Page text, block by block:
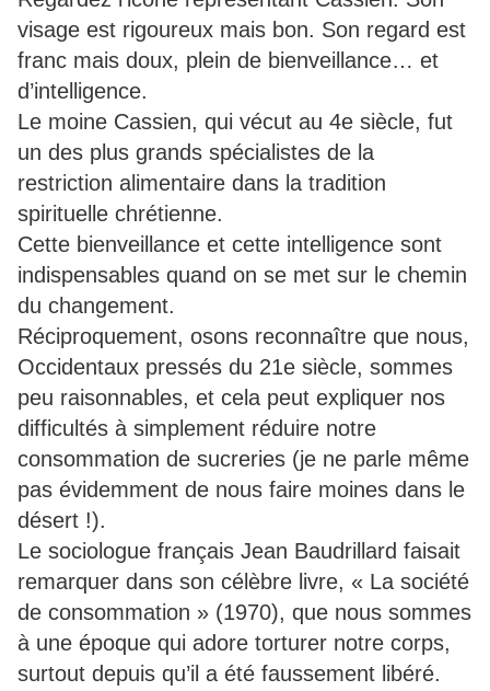
visage est rigoureux mais bon. Son regard est
franc mais doux, plein de bienveillance… et
d’intelligence.
Le moine Cassien, qui vécut au 4e siècle, fut
un des plus grands spécialistes de la
restriction alimentaire dans la tradition
spirituelle chrétienne.
Cette bienveillance et cette intelligence sont
indispensables quand on se met sur le chemin
du changement.
Réciproquement, osons reconnaître que nous,
Occidentaux pressés du 21e siècle, sommes
peu raisonnables, et cela peut expliquer nos
difficultés à simplement réduire notre
consommation de sucreries (je ne parle même
pas évidemment de nous faire moines dans le
désert !).
Le sociologue français Jean Baudrillard faisait
remarquer dans son célèbre livre, « La société
de consommation » (1970), que nous sommes
à une époque qui adore torturer notre corps,
surtout depuis qu’il a été faussement libéré.